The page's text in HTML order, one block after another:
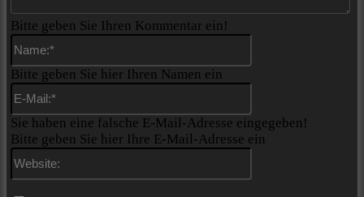
Bitte geben Sie Ihren Kommentar ein!
Name:*
Bitte geben Sie hier Ihren Namen ein
E-
Sie haben eine falsche E-Mail-Adresse eingegeben!
Bitte geben Sie hier Ihre E-Mail-Adresse ein
Website: